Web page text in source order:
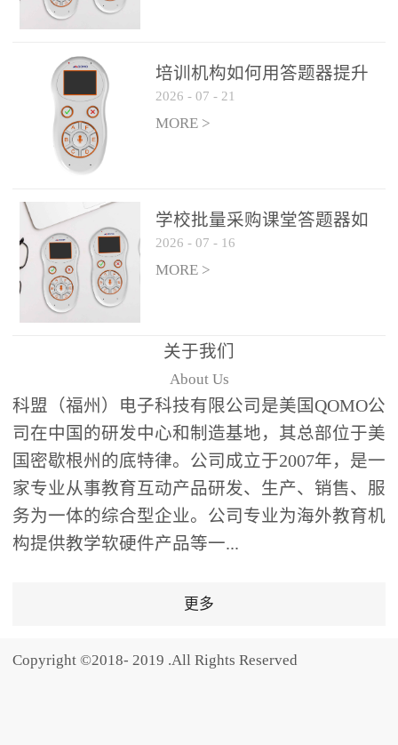
免打断课堂连贯性。无论
点讲解互动，还是课后即
时反馈，QVote 都能灵活
适配不同教学环节需求，
让教师专注于教学内容本
身，而非技术操作。多元
热情QVote 提供了丰富的
互动功能矩阵，满足不同
学科、不同教学目标的互
动需求：即时答题：支持
单选题、多选题、判断题
等基础题型，学生通过答
题器快速响应，系统实时
统计答题数据并生成可视
化图表，让教师瞬间掌握
学生知识掌握情况。主观
反馈：包含简答题、观点
阐述等开放式互动，鼓励
学生自由表达思考过程，
培养批判性思维与表达能
功能增加课堂趣味性，同
培训机构如何用答题器提升
学生专注度
2026 - 07 - 21
MORE >
学校批量采购课堂答题器如
何选厂家
2026 - 07 - 16
MORE >
关于我们
About Us
科盟（福州）电子科技有限公司是美国QOMO公
司在中国的研发中心和制造基地，其总部位于美
国密歇根州的底特律。公司成立于2007年，是一
家专业从事教育互动产品研发、生产、销售、服
务为一体的综合型企业。公司专业为海外教育机
构提供教学软硬件产品等一...
更多
Copyright ©2018- 2019 .All Rights Reserved